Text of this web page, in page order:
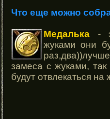
Что еще можно
Медалька -
жуками они
замеса с жуками,
будут отвлекаться на